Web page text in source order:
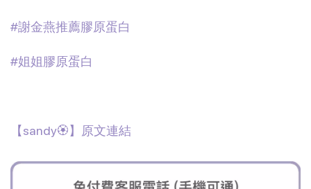
#謝金燕推薦膠原蛋白
#姐姐膠原蛋白
【sandy🏵】原文連結